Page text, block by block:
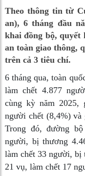
Theo thông tin từ
an), 6 tháng đầu
khai đồng bộ, quyết
an toàn giao thông,
trên cả 3 tiêu chí.
6 tháng qua, toàn
làm chết 4.877
cùng kỳ năm 2025,
người chết (8,4%)
Trong đó, đường
người, bị thương
làm chết 33 người, bị
21 vụ, làm chết 17